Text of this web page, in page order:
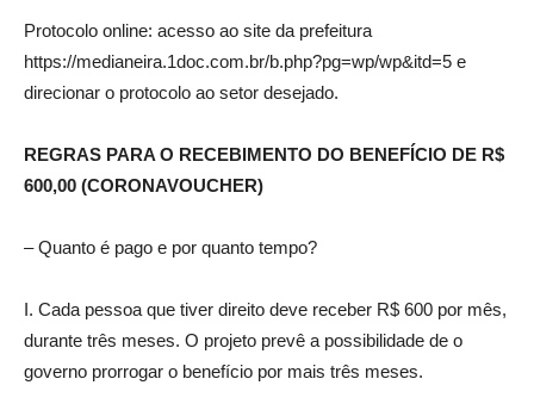
Protocolo online: acesso ao site da prefeitura
https://medianeira.1doc.com.br/b.php?pg=wp/wp&itd=5 e
direcionar o protocolo ao setor desejado.
REGRAS PARA O RECEBIMENTO DO BENEFÍCIO DE R$
600,00 (CORONAVOUCHER)
– Quanto é pago e por quanto tempo?
I. Cada pessoa que tiver direito deve receber R$ 600 por mês,
durante três meses. O projeto prevê a possibilidade de o
governo prorrogar o benefício por mais três meses.